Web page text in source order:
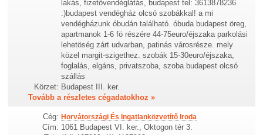
lakás, fizetővendéglátás, budapest tel: 3613878236
:)budapest vendégház olcsó szobákkal! a mi
vendégházunk óbudán található. óbuda budapest öreg,
apartmanok 1-6 fö részére 44-75euro/éjszaka parkolási
lehetöség zárt udvarban, patinás városrésze. mely
közel margit-szigethez. szobák 15-30euro/éjszaka,
foglalás, elgáns, privatszoba, szoba budapest olcsó
szállás
Körzet: Budapest III. ker.
Tovább a részletes cégadatokhoz »
Cég: Horvátországi És Ingatlanközvetítő Iroda
Cím: 1061 Budapest VI. ker., Oktogon tér 3.